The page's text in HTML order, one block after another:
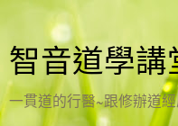
智音道學講
一貫道的行醫~跟修辦道